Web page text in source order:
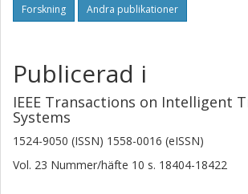
Forskning Andra publikationer
Publicerad i
IEEE Transactions on Intelligent
Systems
1524-9050 (ISSN) 1558-0016 (eISSN)
Vol. 23 Nummer/häfte 10 s. 18404-18422